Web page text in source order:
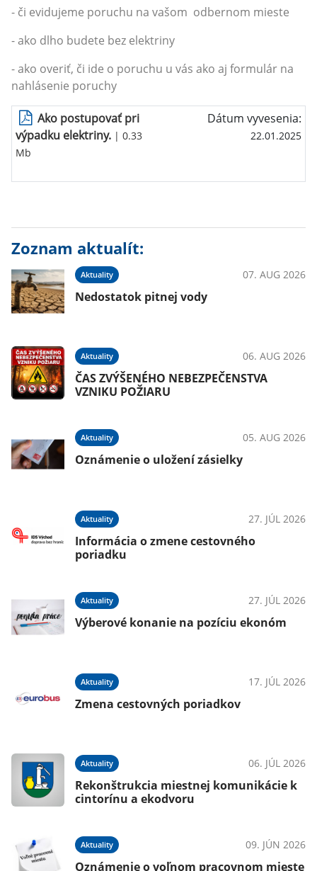
- či evidujeme poruchu na vašom odbernom mieste
- ako dlho budete bez elektriny
- ako overiť, či ide o poruchu u vás ako aj formulár na
nahlásenie poruchy
Ako postupovať pri
výpadku elektriny. | 0.33
Mb
Dátum vyvesenia:
22.01.2025
Zoznam aktualít:
Aktuality 07. AUG 2026
Nedostatok pitnej vody
Aktuality 06. AUG 2026
ČAS ZVÝŠENÉHO NEBEZPEČENSTVA
VZNIKU POŽIARU
Aktuality 05. AUG 2026
Oznámenie o uložení zásielky
Aktuality 27. JÚL 2026
Informácia o zmene cestovného
poriadku
Aktuality 27. JÚL 2026
Výberové konanie na pozíciu ekonóm
Aktuality 17. JÚL 2026
Zmena cestovných poriadkov
Aktuality 06. JÚL 2026
Rekonštrukcia miestnej komunikácie k
cintorínu a ekodvoru
Aktuality 09. JÚN 2026
Oznámenie o voľnom pracovnom mieste